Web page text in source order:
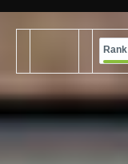
Rank